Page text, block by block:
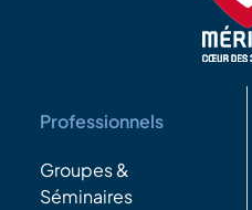
Professionnels
Groupes &
Séminaires